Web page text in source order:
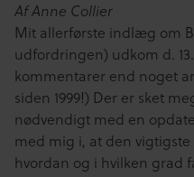
Af Anne Collier
Mit allerførste indlæg om
udfordringen) udkom d.
kommentarer end noget
siden 1999!) Der er sket
nødvendigt med en
med mig i, at den
hvordan og i hvilken grad